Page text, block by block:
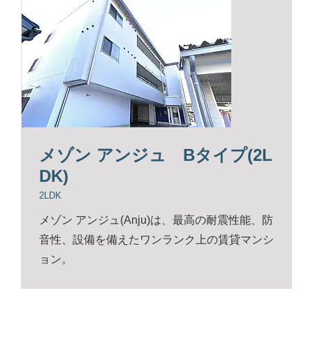
メゾン アンジュ Bタイプ(2L
DK)
2LDK
メゾン アンジュ(Anju)は、最高の耐震性能、防
音性、設備を備えたワンランク上の賃貸マンシ
ョン。